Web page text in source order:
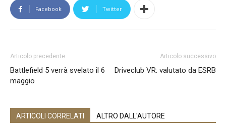
Facebook Twitter
Articolo precedente
Battlefield 5 verrà svelato il 6
maggio
Articolo successivo
Driveclub VR: valutato da ESRB
ARTICOLI CORRELATI ALTRO DALL'AUTORE